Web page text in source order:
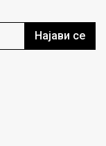
Најави се